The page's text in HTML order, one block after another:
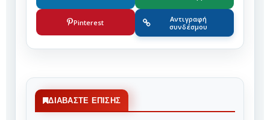
Pinterest
Αντιγραφή
συνδέσμου
ΔΙΑΒΆΣΤΕ ΕΠΊΣΗΣ